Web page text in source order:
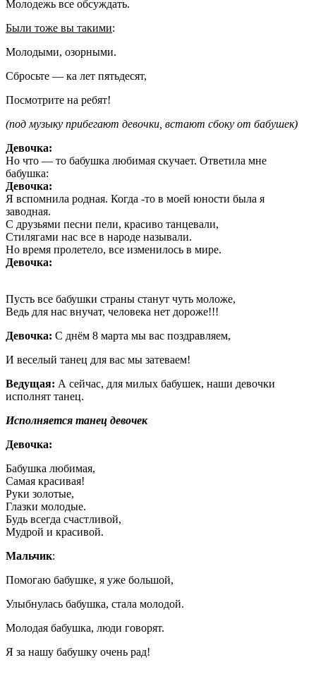
Молодежь все обсуждать.
Были тоже вы такими:
Молодыми, озорными.
Сбросьте — ка лет пятьдесят,
Посмотрите на ребят!
(под музыку прибегают девочки, встают сбоку от бабушек)
Девочка:
Но что — то бабушка любимая скучает. Ответила мне
бабушка:
Девочка:
Я вспомнила родная. Когда -то в моей юности была я
заводная.
С друзьями песни пели, красиво танцевали,
Стилягами нас все в народе называли.
Но время пролетело, все изменилось в мире.
Девочка:
Пусть все бабушки страны станут чуть моложе,
Ведь для нас внучат, человека нет дороже!!!
Девочка: С днём 8 марта мы вас поздравляем,
И веселый танец для вас мы затеваем!
Ведущая: А сейчас, для милых бабушек, наши девочки
исполнят танец.
Исполняется танец девочек
Девочка:
Бабушка любимая,
Самая красивая!
Руки золотые,
Глазки молодые.
Будь всегда счастливой,
Мудрой и красивой.
Мальчик:
Помогаю бабушке, я уже большой,
Улыбнулась бабушка, стала молодой.
Молодая бабушка, люди говорят.
Я за нашу бабушку очень рад!